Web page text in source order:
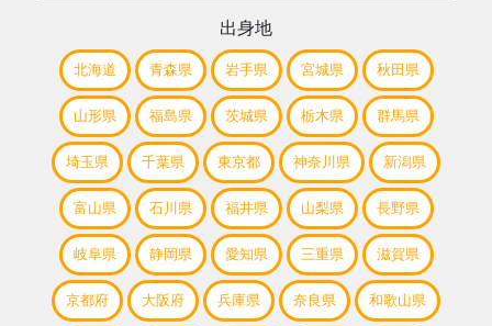
出身地
北海道 青森県 岩手県 宮城県 秋田県
山形県 福島県 茨城県 栃木県 群馬県
埼玉県 千葉県 東京都 神奈川県 新潟県
富山県 石川県 福井県 山梨県 長野県
岐阜県 静岡県 愛知県 三重県 滋賀県
京都府 大阪府 兵庫県 奈良県 和歌山県